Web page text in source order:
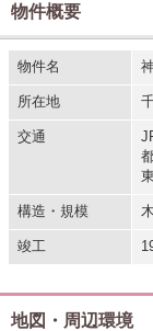
物件概要
物件名
所在地
交通
構造・規模
竣工
地図・周辺環境